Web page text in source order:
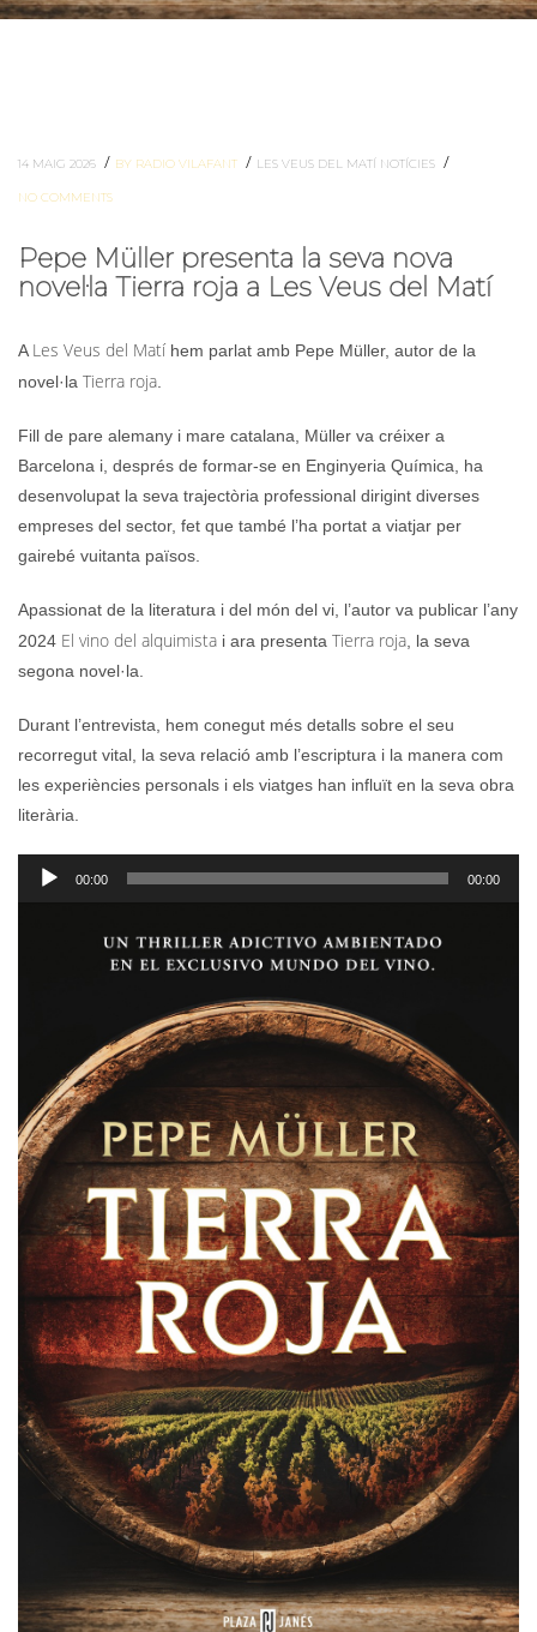
14 MAIG 2026 / BY RADIO VILAFANT / LES VEUS DEL MATÍ NOTÍCIES /
NO COMMENTS
Pepe Müller presenta la seva nova
novel·la Tierra roja a Les Veus del Matí
A Les Veus del Matí hem parlat amb Pepe Müller, autor de la
novel·la Tierra roja
Fill de pare alemany i mare catalana, Müller va créixer a
Barcelona i, després de formar-se en Enginyeria Química, ha
desenvolupat la seva trajectòria professional dirigint diverses
empreses del sector, fet que també l’ha portat a viatjar per
gairebé vuitanta països.
Apassionat de la literatura i del món del vi, l’autor va publicar l’any
2024 El vino del alquimista i ara presenta Tierra roja , la seva
segona novel·la.
Durant l’entrevista, hem conegut més detalls sobre el seu
recorregut vital, la seva relació amb l’escriptura i la manera com
les experiències personals i els viatges han influït en la seva obra
literària.
Reproductor
d'àudio
00:00 00:00